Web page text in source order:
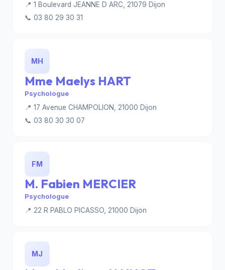
📍 1 Boulevard JEANNE D ARC, 21079 Dijon
📞 03 80 29 30 31
MH
Mme Maelys HART
Psychologue
📍 17 Avenue CHAMPOLION, 21000 Dijon
📞 03 80 30 30 07
FM
M. Fabien MERCIER
Psychologue
📍 22 R PABLO PICASSO, 21000 Dijon
MJ